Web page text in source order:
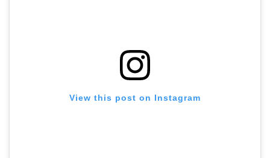
View this post on Instagram